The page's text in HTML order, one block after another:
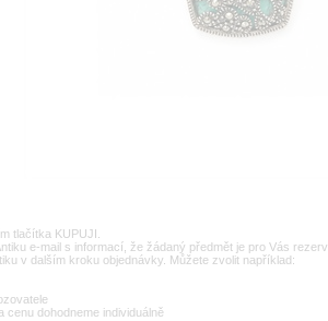
tlačítka KUPUJI.
e-mail s informací, že žádaný předmět je pro Vás
v dalším kroku objednávky. Můžete zvolit například:
dohodneme individuálně